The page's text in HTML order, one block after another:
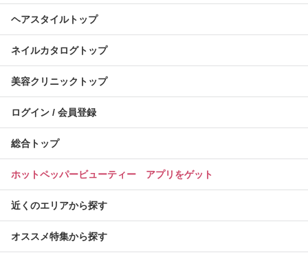
ヘアスタイルトップ
ネイルカタログトップ
美容クリニックトップ
ログイン / 会員登録
総合トップ
ホットペッパービューティー アプリをゲット
近くのエリアから探す
オススメ特集から探す